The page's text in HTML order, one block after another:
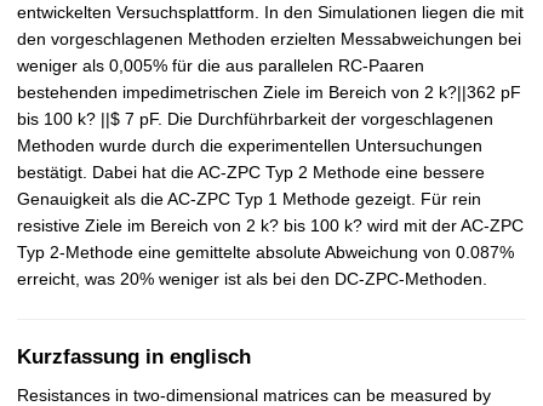
entwickelten Versuchsplattform. In den Simulationen liegen die mit
den vorgeschlagenen Methoden erzielten Messabweichungen bei
weniger als 0,005% für die aus parallelen RC-Paaren
bestehenden impedimetrischen Ziele im Bereich von 2 k?||362 pF
bis 100 k? ||$ 7 pF. Die Durchführbarkeit der vorgeschlagenen
Methoden wurde durch die experimentellen Untersuchungen
bestätigt. Dabei hat die AC-ZPC Typ 2 Methode eine bessere
Genauigkeit als die AC-ZPC Typ 1 Methode gezeigt. Für rein
resistive Ziele im Bereich von 2 k? bis 100 k? wird mit der AC-ZPC
Typ 2-Methode eine gemittelte absolute Abweichung von 0.087%
erreicht, was 20% weniger ist als bei den DC-ZPC-Methoden.
Kurzfassung in englisch
Resistances in two-dimensional matrices can be measured by